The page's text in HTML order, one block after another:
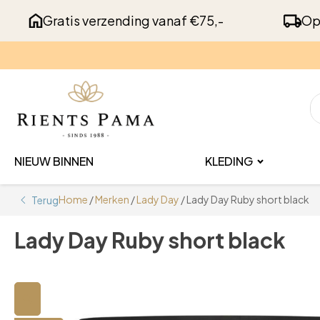
Gratis verzending vanaf €75,-
NIEUW BINNEN KLEDING
TerugHome /Merken /Lady Day / Lady Day Ruby short black
Lady Day Ruby short black